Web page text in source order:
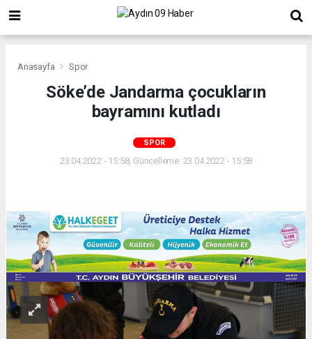
Anasayfa Spor
Söke’de Jandarma çocukların
bayramını kutladı
SPOR
23.04.2022 - 15:58, Güncelleme: 23.04.2022 - 15:58